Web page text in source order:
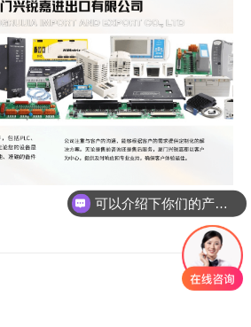
可以介绍下你们的产品么